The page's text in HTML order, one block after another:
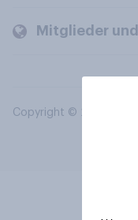
Mitglieder
Copyright © 2026